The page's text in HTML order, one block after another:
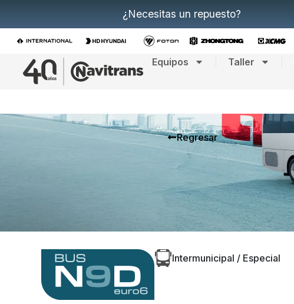
¿Necesitas un repuesto?
Equipos Taller
Regresar
Intermunicipal / Especial